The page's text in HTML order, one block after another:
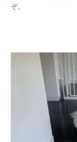
ぞ。